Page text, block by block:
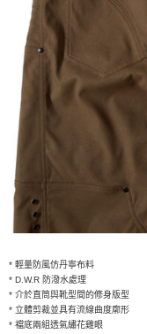
* 輕量防風仿丹寧布料
* D.W.R 防潑水處理
* 介於直筒與靴型間的修身版型
* 立體剪裁並具有流線曲度廓形
* 襠底兩組透氣繡花雞眼